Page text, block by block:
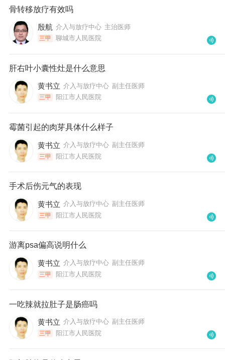
骨转移放疗有效吗
殷航 介入与放疗中心 主治医师
三甲 聊城市人民医院
肝右叶小囊性灶是什么意思
黄书立 介入与放疗中心 副主任医师
三甲 阳江市人民医院
霉菌引起的肉芽具体什么样子
黄书立 介入与放疗中心 副主任医师
三甲 阳江市人民医院
手术后伤元气的表现
黄书立 介入与放疗中心 副主任医师
三甲 阳江市人民医院
游离psa偏高说明什么
黄书立 介入与放疗中心 副主任医师
三甲 阳江市人民医院
一吃辣就拉肚子是肠癌吗
黄书立 介入与放疗中心 副主任医师
三甲 阳江市人民医院